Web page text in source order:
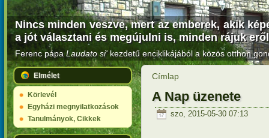
Nincs minden veszve, mert az emberek, akik
a jót választani és megújulni is, minden rájuk
Ferenc pápaLaudato si'kezdetű enciklikájából a közös otthon
Elmélet
Körlevél
Egyházi megnyilatkozások
Tanulmányok, Cikkek
Címlap
A Nap üzenete
szo, 2015-05-30 07:13